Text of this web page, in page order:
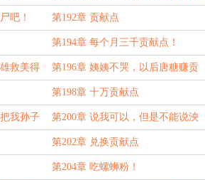
的？
吧！ 第192章 贡献点
第194章 每个月三千贡献点！
救美得 第196章 姨姨不哭，以后唐糖赚贡
献点给你花！
第198章 十万贡献点
我孙子 第200章 说我可以，但是不能说泱
泱
第202章 兑换贡献点
第204章 吃螺蛳粉！